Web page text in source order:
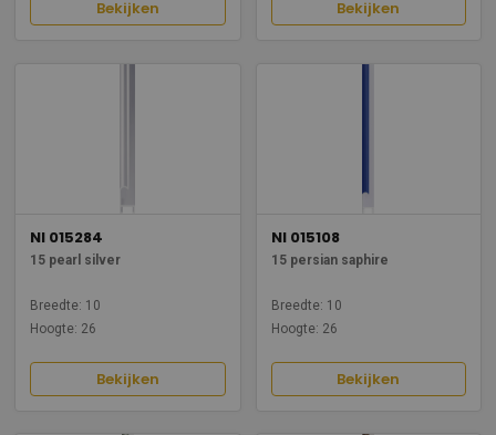
Bekijken Bekijken
NI 015284
15 pearl silver
Breedte: 10
Hoogte: 26
Bekijken
NI 015108
15 persian saphire
Breedte: 10
Hoogte: 26
Bekijken